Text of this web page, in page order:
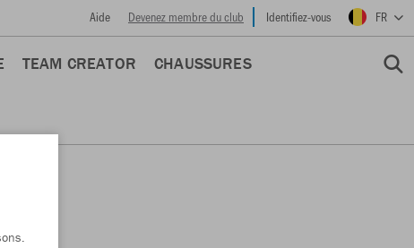
Aide Devenez membre du club Identifiez-vous FR
TEAM CREATOR CHAUSSURES